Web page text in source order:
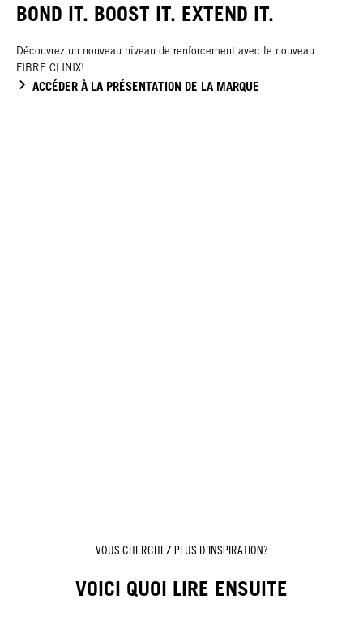
BOND IT. BOOST IT. EXTEND IT.
Découvrez un nouveau niveau de renforcement avec le nouveau
FIBRE CLINIX!
ACCÉDER À LA PRÉSENTATION DE LA MARQUE
VOUS CHERCHEZ PLUS D'INSPIRATION?
VOICI QUOI LIRE ENSUITE